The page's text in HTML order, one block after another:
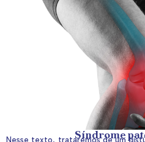
Síndrome
Nesse texto, trataremos de um